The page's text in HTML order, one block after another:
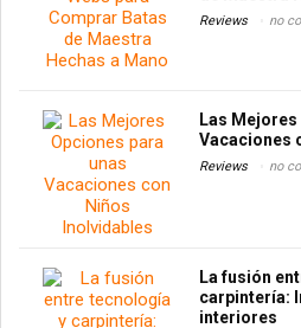
Reviews no
Las
Vacaciones
Reviews no
La fusión
carpintería:
interiores